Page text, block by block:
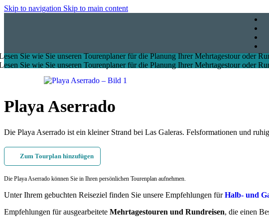
Skip to navigation Skip to main content
Sie wie Sie unseren Tourenplaner für die Planung Ihrer Mehrtagestour oder
Sie wie Sie unseren Tourenplaner für die Planung Ihrer Mehrtagestour oder
Playa Aserrado
Die Playa Aserrado ist ein kleiner Strand bei Las Galeras. Felsformationen und
Zum Tourplan hinzufügen
Die Playa Aserrado können Sie in Ihren persönlichen Tourenplan aufnehmen.
Unter Ihrem gebuchten Reiseziel finden Sie unsere Empfehlungen fürHalb- und
Empfehlungen für ausgearbeitete Mehrtagestouren und Rundreisen, die einen